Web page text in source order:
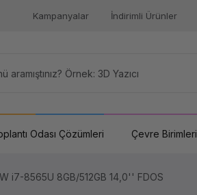
Kampanyalar İndirimli Ürünler
Odası Çözümleri Çevre Birimleri
i7-8565U 8GB/512GB 14,0'' FDOS